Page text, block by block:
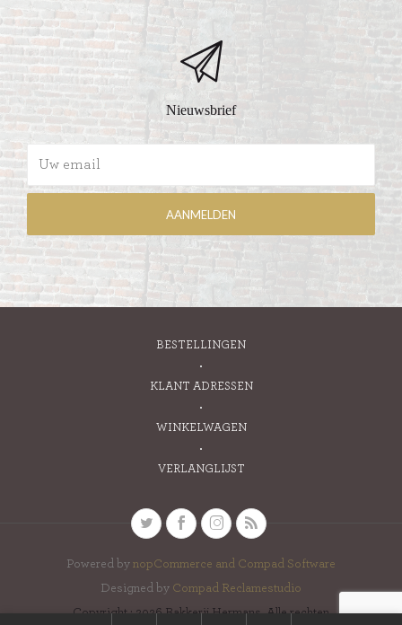
Nieuwsbrief
BESTELLINGEN
KLANT ADRESSEN
WINKELWAGEN
VERLANGLIJST
Powered by nopCommerce and Compad Software
Designed by Compad Reclamestudio
Copyright ; 2026 Bakkerij Hermans. Alle rechten